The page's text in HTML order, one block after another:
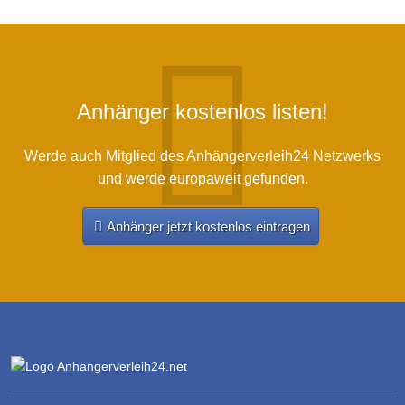
Anhänger kostenlos listen!
Werde auch Mitglied des Anhängerverleih24 Netzwerks
und werde europaweit gefunden.
Anhänger jetzt kostenlos eintragen